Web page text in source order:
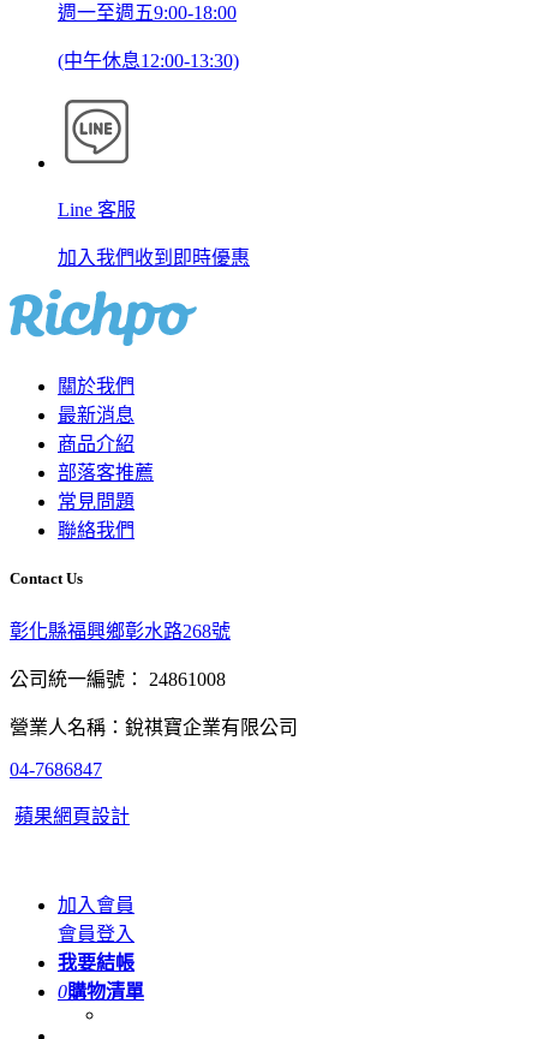
週一至週五9:00-18:00
(中午休息12:00-13:30)
Line 客服
加入我們收到即時優惠
關於我們
最新消息
商品介紹
部落客推薦
常見問題
聯絡我們
Contact Us
彰化縣福興鄉彰水路268號
公司統一編號： 24861008
營業人名稱：銳祺寶企業有限公司
04-7686847
蘋果網頁設計
加入會員
會員登入
我要結帳
0購物清單